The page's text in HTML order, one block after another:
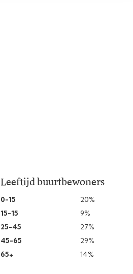
Leeftijd buurtbewoners
0-15
20%
15-15
9%
25-45
27%
45-65
29%
65+
14%